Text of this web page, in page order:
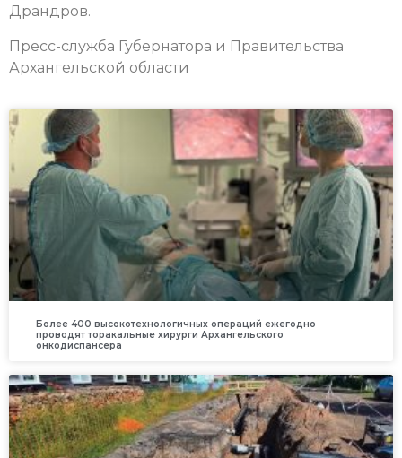
Драндров.
Пресс-служба Губернатора и Правительства
Архангельской области
Более 400 высокотехнологичных операций ежегодно
проводят торакальные хирурги Архангельского
онкодиспансера